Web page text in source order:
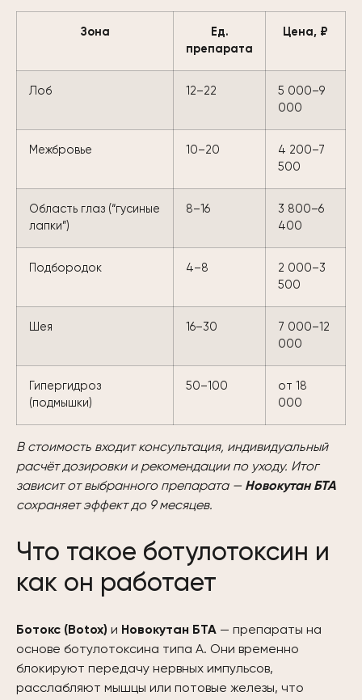
Зона
Ед.
препарата
Цена, ₽
Лоб 12–22
5 000–9
000
Межбровье 10–20
4 200–7
500
Область глаз (“гусиные
лапки”)
8–16
3 800–6
400
Подбородок 4–8
2 000–3
500
Шея 16–30
7 000–12
000
Гипергидроз
(подмышки)
50–100
от 18
000
В стоимость входит консультация, индивидуальный
расчёт дозировки и рекомендации по уходу. Итог
зависит от выбранного препарата — Новокутан БТА
сохраняет эффект до 9 месяцев.
Что такое ботулотоксин и
как он работает
Ботокс (Botox) и Новокутан БТА — препараты на
основе ботулотоксина типа A. Они временно
блокируют передачу нервных импульсов,
расслабляют мышцы или потовые железы, что